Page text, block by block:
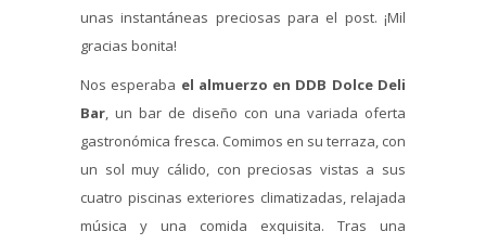
unas instantáneas preciosas para el post. ¡Mil
gracias bonita!
Nos esperaba el almuerzo en DDB Dolce Deli
Bar, un bar de diseño con una variada oferta
gastronómica fresca. Comimos en su terraza, con
un sol muy cálido, con preciosas vistas a sus
cuatro piscinas exteriores climatizadas, relajada
música y una comida exquisita. Tras una